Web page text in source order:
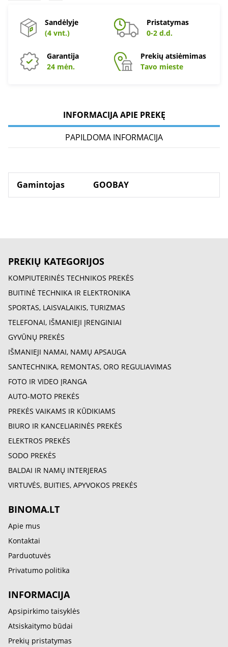
Sandėlyje
(4 vnt.)
Pristatymas
0-2 d.d.
Garantija
24 mėn.
Prekių atsiėmimas
Tavo mieste
INFORMACIJA APIE PREKĘ
PAPILDOMA INFORMACIJA
Gamintojas GOOBAY
PREKIŲ KATEGORIJOS
KOMPIUTERINĖS TECHNIKOS PREKĖS
BUITINĖ TECHNIKA IR ELEKTRONIKA
SPORTAS, LAISVALAIKIS, TURIZMAS
TELEFONAI, IŠMANIEJI ĮRENGINIAI
GYVŪNŲ PREKĖS
IŠMANIEJI NAMAI, NAMŲ APSAUGA
SANTECHNIKA, REMONTAS, ORO REGULIAVIMAS
FOTO IR VIDEO ĮRANGA
AUTO-MOTO PREKĖS
PREKĖS VAIKAMS IR KŪDIKIAMS
BIURO IR KANCELIARINĖS PREKĖS
ELEKTROS PREKĖS
SODO PREKĖS
BALDAI IR NAMŲ INTERJERAS
VIRTUVĖS, BUITIES, APYVOKOS PREKĖS
BINOMA.LT
Apie mus
Kontaktai
Parduotuvės
Privatumo politika
INFORMACIJA
Apsipirkimo taisyklės
Atsiskaitymo būdai
Prekių pristatymas